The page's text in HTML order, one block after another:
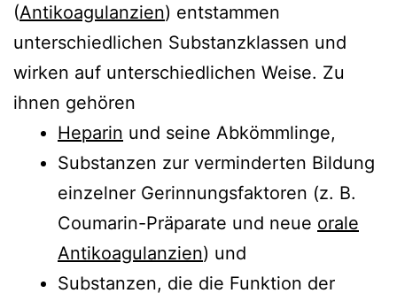
(Antikoagulanzien) entstammen
unterschiedlichen Substanzklassen und
wirken auf unterschiedlichen Weise. Zu
ihnen gehören
Heparin und seine Abkömmlinge,
Substanzen zur verminderten Bildung
einzelner Gerinnungsfaktoren (z. B.
Coumarin-Präparate und neue orale
Antikoagulanzien) und
Substanzen, die die Funktion der